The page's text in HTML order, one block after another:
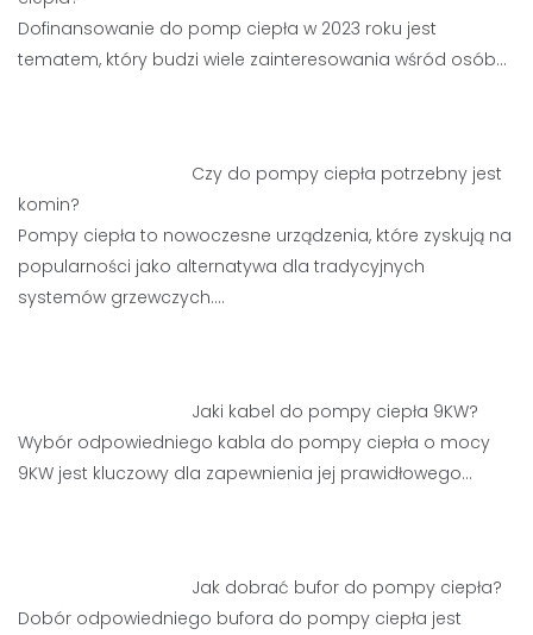
Dofinansowanie do pomp ciepła w 2023 roku jest
tematem, który budzi wiele zainteresowania wśród osób…
Czy do pompy ciepła potrzebny jest
komin?
Pompy ciepła to nowoczesne urządzenia, które zyskują na
popularności jako alternatywa dla tradycyjnych
systemów grzewczych.…
Jaki kabel do pompy ciepła 9KW?
Wybór odpowiedniego kabla do pompy ciepła o mocy
9KW jest kluczowy dla zapewnienia jej prawidłowego…
Jak dobrać bufor do pompy ciepła?
Dobór odpowiedniego bufora do pompy ciepła jest